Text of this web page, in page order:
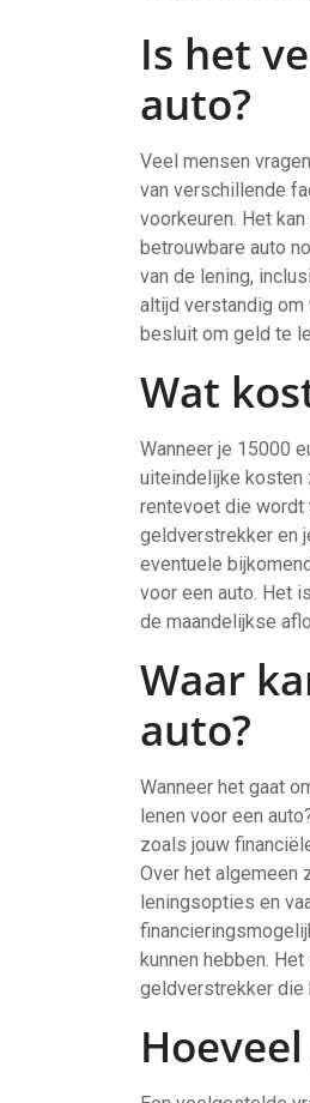
Is het
auto?
Veel mensen
van verschillende
voorkeuren. Het
betrouwbare auto
van de lening,
altijd verstandig
besluit om geld te
Wat
Wanneer je 15000
uiteindelijke kosten
rentevoet die wordt
geldverstrekker en
eventuele
voor een auto. Het
de maandelijkse
Waar
auto?
Wanneer het gaat
lenen voor een
zoals jouw
Over het algemeen
leningsopties en
kunnen hebben.
geldverstrekker die